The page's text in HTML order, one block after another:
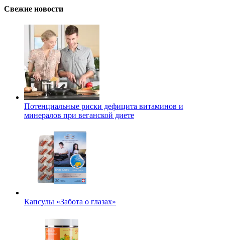
Свежие новости
Потенциальные риски дефицита витаминов и
минералов при веганской диете
Капсулы «Забота о глазах»